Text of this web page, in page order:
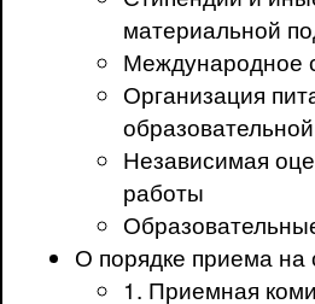
материальной
Международное
Организация
Независимая
работы
О порядке приема
1. Приемная